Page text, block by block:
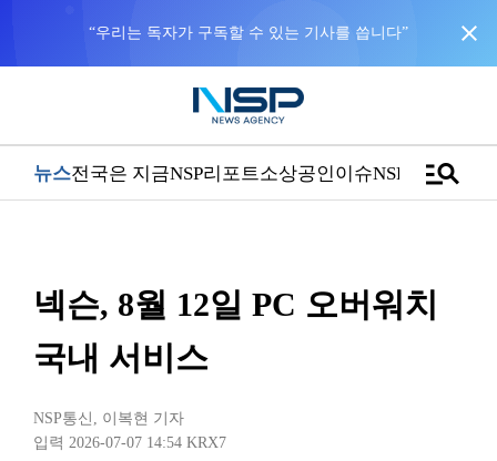
“우리는 독자가 구독할 수 있는 기사를 씁니다” close
뉴스전국은 지금NSP리포트소상공인이슈NSPTVmanage_search
넥슨, 8월 12일 PC 오버워치
국내 서비스
NSP통신 , 이복현 기자
입력 2026-07-07 14:54 KRX7